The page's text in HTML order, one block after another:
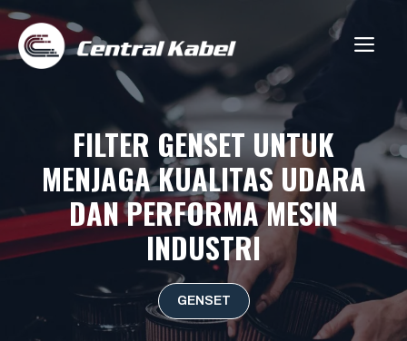
Skip
content
FILTER GENSET UNTUK
MENJAGA KUALITAS UDARA
DAN PERFORMA MESIN
INDUSTRI
GENSET